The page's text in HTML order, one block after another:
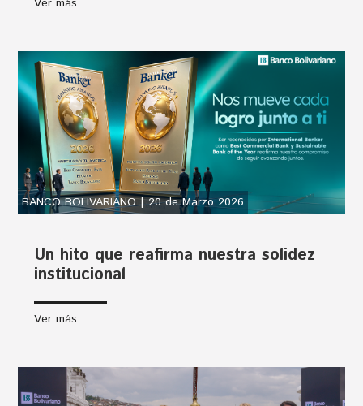
Ver más
BANCO BOLIVARIANO | 20 de Marzo 2026
Un hito que reafirma nuestra solidez
institucional
Ver más